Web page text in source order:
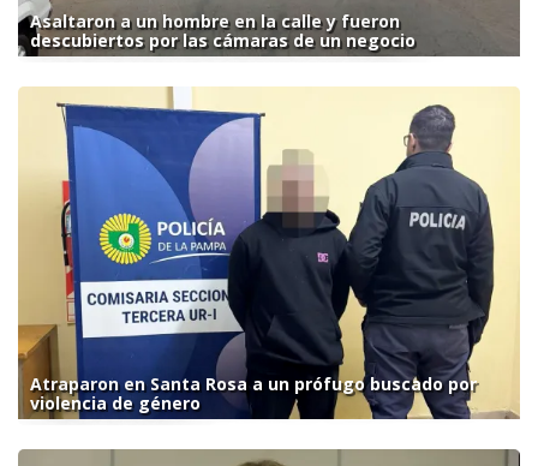
Asaltaron a un hombre en la calle y fueron
descubiertos por las cámaras de un negocio
Atraparon en Santa Rosa a un prófugo buscado por
violencia de género